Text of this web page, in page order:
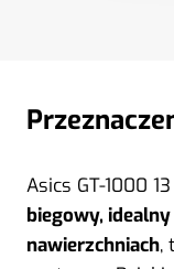
Asics GT-1000
biegowy,
nawierzchniach,